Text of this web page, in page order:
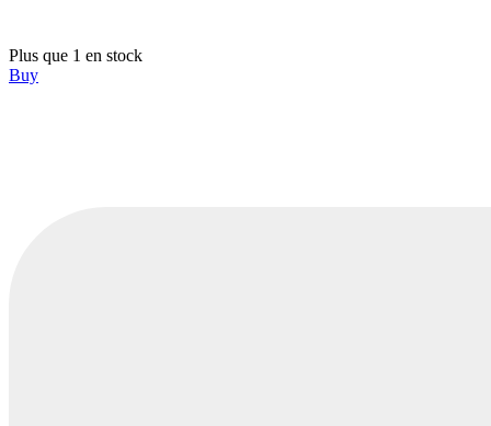
Plus que 1 en stock
Buy